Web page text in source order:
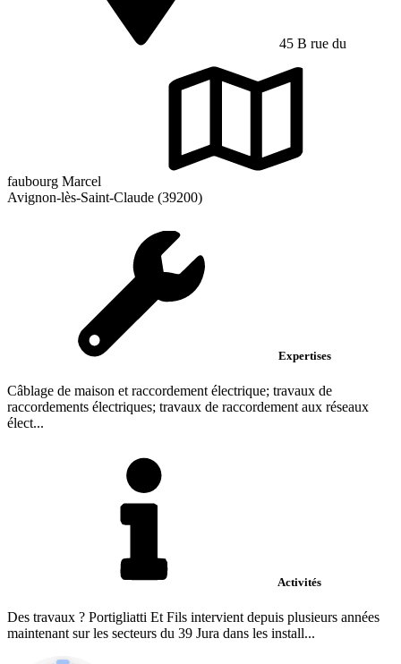
45 B rue du
faubourg Marcel
Avignon-lès-Saint-Claude (39200)
Expertises
Câblage de maison et raccordement électrique; travaux de
raccordements électriques; travaux de raccordement aux réseaux
élect...
Activités
Des travaux ? Portigliatti Et Fils intervient depuis plusieurs années
maintenant sur les secteurs du 39 Jura dans les install...